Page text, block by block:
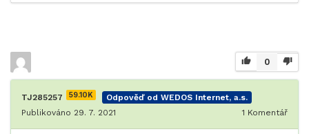
0
TJ285257 59.10K
Odpověď od WEDOS Internet, a.s.
Publikováno 29. 7. 2021
1 Komentář